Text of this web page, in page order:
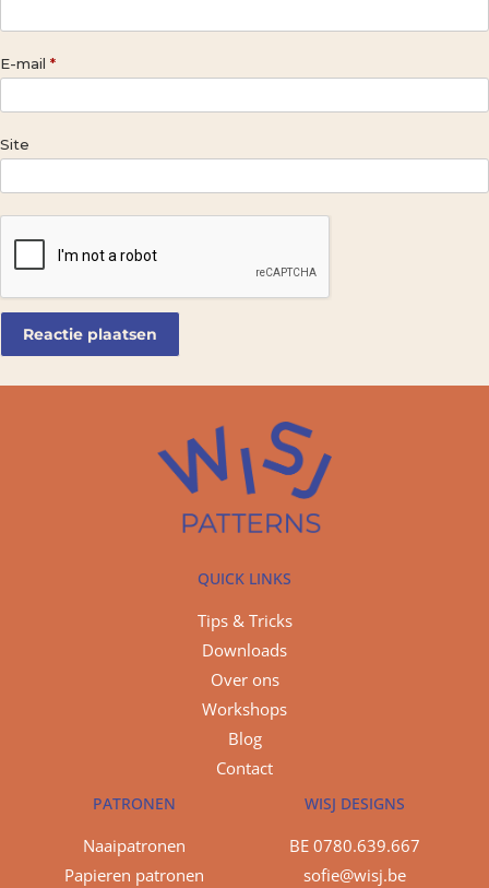
E-mail *
Site
QUICK LINKS
Tips & Tricks
Downloads
Over ons
Workshops
Blog
Contact
PATRONEN
Naaipatronen
Papieren patronen
WISJ DESIGNS
BE 0780.639.667
sofie@wisj.be